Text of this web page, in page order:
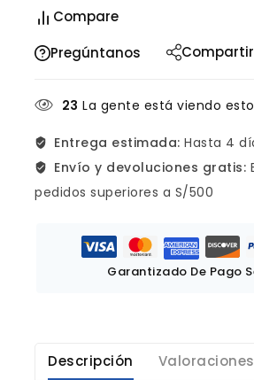
Compare
Pregúntanos
Compartir
23 La gente está viendo
Entrega estimada: Hasta 4
Envío y devoluciones gratis:
pedidos superiores a S/500
Garantizado De Pago
Descripción